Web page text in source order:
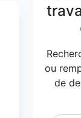
ou
de